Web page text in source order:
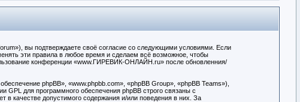
вы подтверждаете своё согласие со следующими условиями. Если
эти правила в любое время и сделаем всё возможное, чтобы
конференции «www.ГИРЕВИК-ОНЛАЙН.ru» после обновленния/
phpBB», «www.phpbb.com», «phpBB Group», «phpBB Teams»),
GPL для программного обеспечения phpBB строго связаны с
в качестве допустимого содержания и/или поведения в них. За